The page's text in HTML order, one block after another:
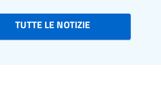
TUTTE LE NOTIZIE